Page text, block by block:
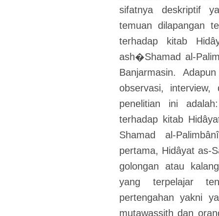
sifatnya deskriptif
temuan dilapangan
terhadap kitab
ash�Shamad al-
Banjarmasin.
observasi, interview,
penelitian ini
terhadap kitab
Shamad al-
pertama, Hidâyat as-
golongan atau
yang terpelajar
pertengahan yakni
mutawassith dan